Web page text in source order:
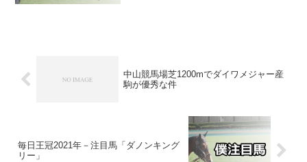
中山競馬場芝1200mでダイワメジャー産
駒が優秀な件
毎日王冠2021年－注目馬「ダノンキング
リー」